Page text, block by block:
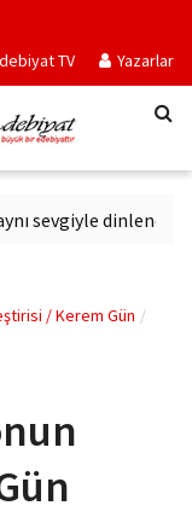
TV Yazarlar
sevgiyle dinlenen
/ Kerem Gün